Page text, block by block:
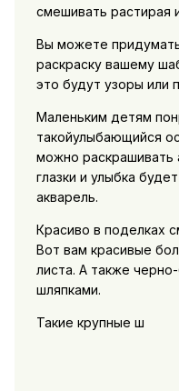
смешивать растирая
Вы можете
раскраску вашему
это будут узоры или
Маленьким детям
такойулыбающийся
можно раскрашивать
глазки и улыбка
акварель.
Красиво в поделках
Вот вам красивые
листа. А также
шляпками.
Такие крупные ш